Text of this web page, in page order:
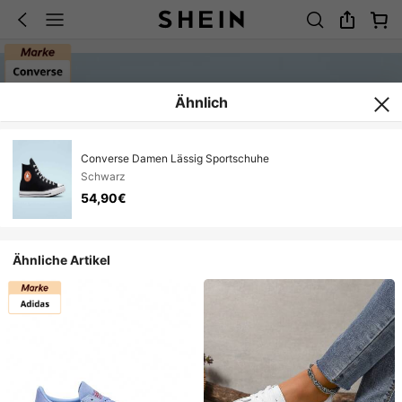
Ähnlich
Converse Damen Lässig Sportschuhe
Schwarz
54,90€
Ähnliche Artikel